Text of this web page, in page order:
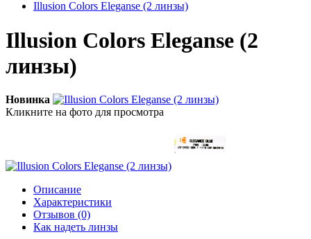
Illusion Colors Eleganse (2 линзы)
Illusion Colors Eleganse (2
линзы)
Новинка
Кликните на фото для просмотра
Описание
Характеристики
Отзывов (0)
Как надеть линзы